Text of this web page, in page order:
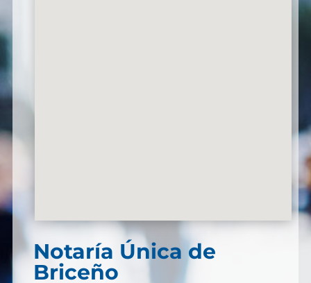
Notaría Única de
Briceño